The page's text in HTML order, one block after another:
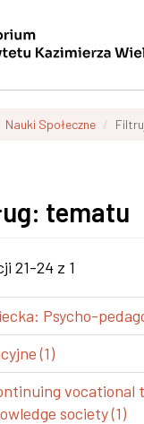
Nauki Społeczne
tematu
21-24 z 1
Psycho-
(1)
society (1)